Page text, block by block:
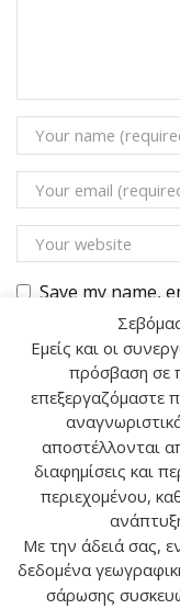
Save my name,
the next time I
Αναζήτηση
Εμείς και οι
πρόσβαση σε
επεξεργαζόμαστε
αποστέλλονται
διαφημίσεις και
περιεχομένου,
Με την άδειά σας,
δεδομένα
σάρωσης